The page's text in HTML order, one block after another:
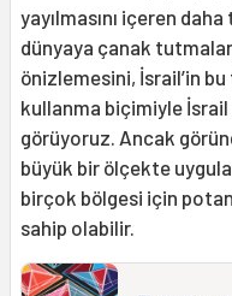
yayılmasını içeren
dünyaya çanak
önizlemesini, İsrail’in
kullanma biçimiyle İsrail
görüyoruz. Ancak
büyük bir ölçekte
birçok bölgesi için
sahip olabilir.